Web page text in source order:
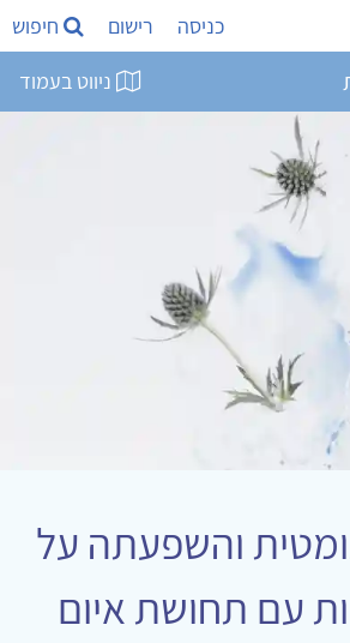
כניסה רישום חיפוש
ניווט בעמוד
והשפעתה על
עם תחושת איום